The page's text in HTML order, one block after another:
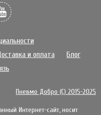
и оплата
Блог
Пневмо Добро (С) 2015-2025
Интернет-сайт, носит